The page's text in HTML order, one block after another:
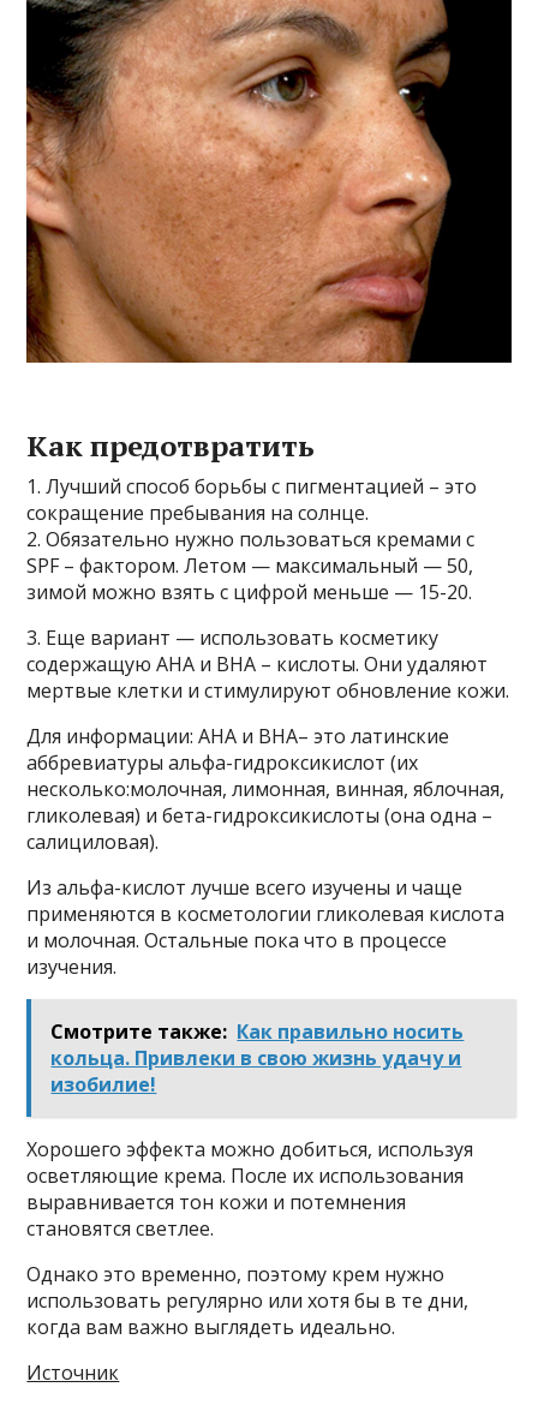
Как предотвратить
1. Лучший способ борьбы с пигментацией – это
сокращение пребывания на солнце.
2. Обязательно нужно пользоваться кремами с
SPF – фактором. Летом — максимальный — 50,
зимой можно взять с цифрой меньше — 15-20.
3. Еще вариант — использовать косметику
содержащую АНА и ВНА – кислоты. Они удаляют
мертвые клетки и стимулируют обновление кожи.
Для информации: АНА и ВНА– это латинские
аббревиатуры альфа-гидроксикислот (их
несколько:молочная, лимонная, винная, яблочная,
гликолевая) и бета-гидроксикислоты (она одна –
салициловая).
Из альфа-кислот лучше всего изучены и чаще
применяются в косметологии гликолевая кислота
и молочная. Остальные пока что в процессе
изучения.
Смотрите также: Как правильно носить
кольца. Привлеки в свою жизнь удачу и
изобилие!
Хорошего эффекта можно добиться, используя
осветляющие крема. После их использования
выравнивается тон кожи и потемнения
становятся светлее.
Однако это временно, поэтому крем нужно
использовать регулярно или хотя бы в те дни,
когда вам важно выглядеть идеально.
Источник